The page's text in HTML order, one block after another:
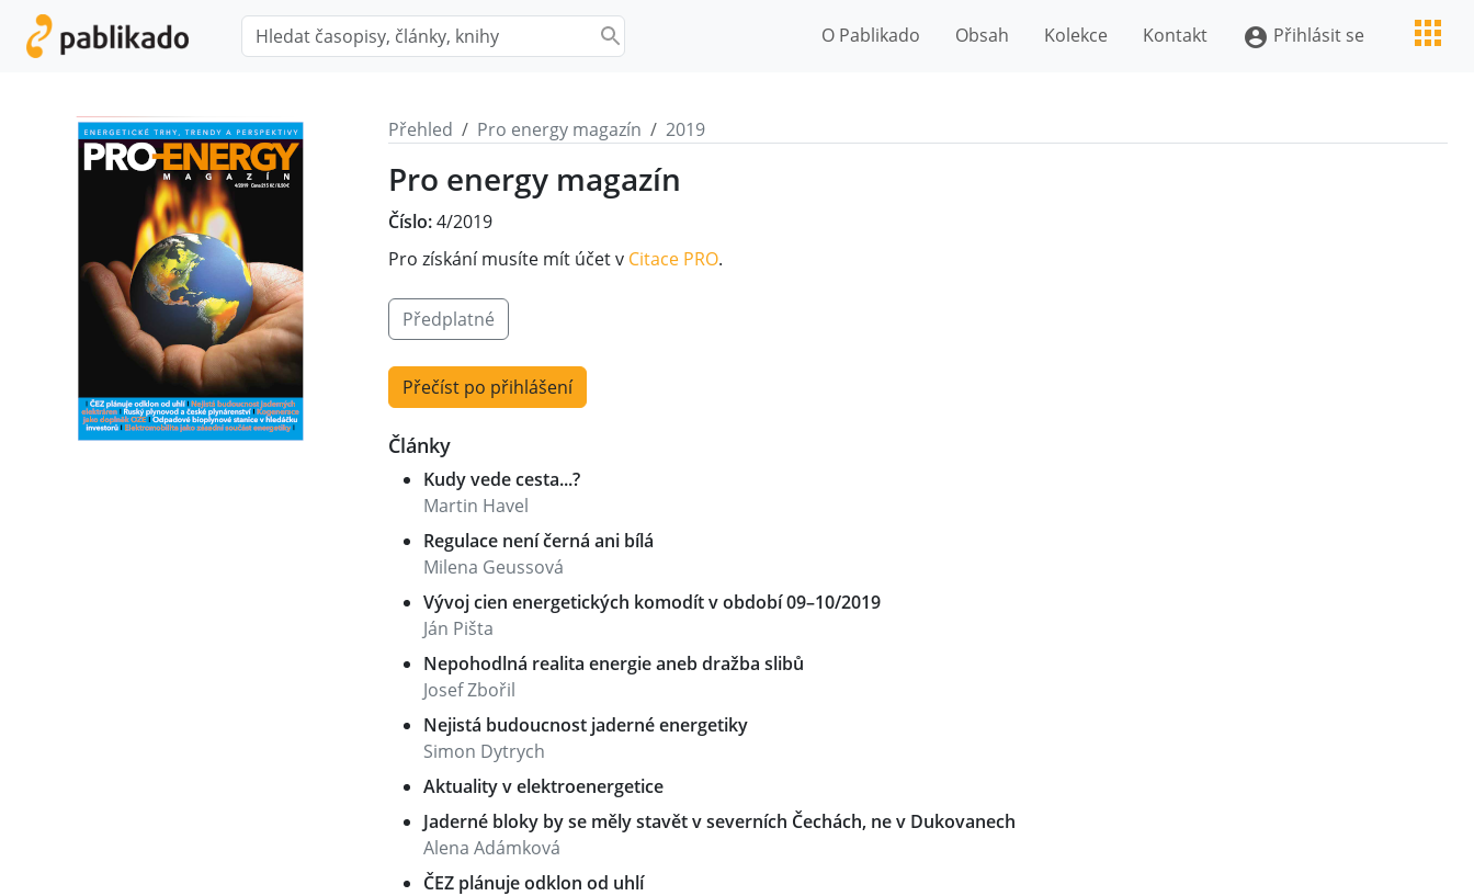
O Pablikado Obsah Kolekce Kontakt account_circle Přihlásit se
Přehled Pro energy magazín 2019
Pro energy magazín
Číslo:4/2019
Pro získání musíte mít účet v Citace PRO.
Předplatné
Přečíst po přihlášení
Články
Kudy vede cesta...?
Martin Havel
Regulace není černá ani bílá
Milena Geussová
Vývoj cien energetických komodít v období 09–10/2019
Ján Pišta
Nepohodlná realita energie aneb dražba slibů
Josef Zbořil
Nejistá budoucnost jaderné energetiky
Simon Dytrych
Aktuality v elektroenergetice
Jaderné bloky by se měly stavět v severních Čechách, ne v Dukovanech
Alena Adámková
ČEZ plánuje odklon od uhlí